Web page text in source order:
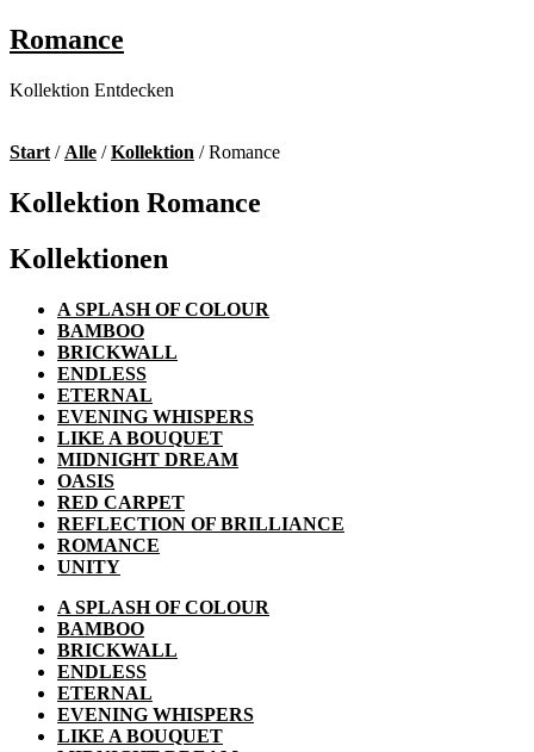
Romance
Kollektion Entdecken
Start / Alle /Kollektion / Romance
Kollektion Romance
Kollektionen
A SPLASH OF COLOUR
BAMBOO
BRICKWALL
ENDLESS
ETERNAL
EVENING WHISPERS
LIKE A BOUQUET
MIDNIGHT DREAM
OASIS
RED CARPET
REFLECTION OF BRILLIANCE
ROMANCE
UNITY
A SPLASH OF COLOUR
BAMBOO
BRICKWALL
ENDLESS
ETERNAL
EVENING WHISPERS
LIKE A BOUQUET